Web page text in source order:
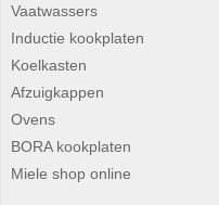
Vaatwassers
Inductie kookplaten
Koelkasten
Afzuigkappen
Ovens
BORA kookplaten
Miele shop online